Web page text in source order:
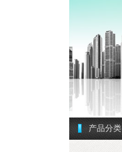
产品分类